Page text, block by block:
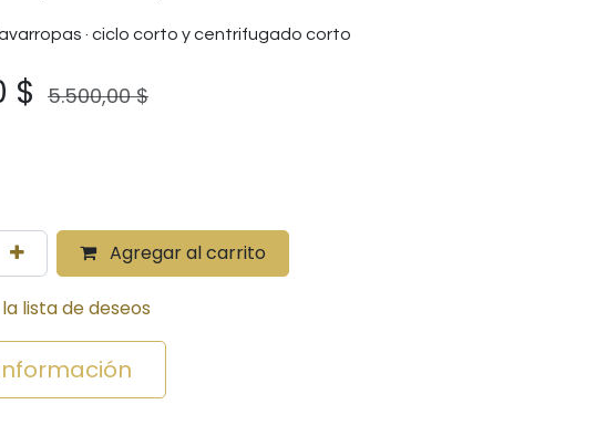
· ciclo corto y centrifugado corto
$ 5.500,00$
Agregar al carrito
lista de deseos